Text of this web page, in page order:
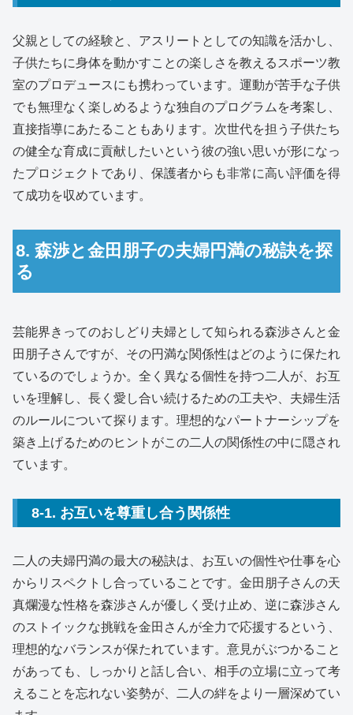
父親としての経験と、アスリートとしての知識を活かし、
子供たちに身体を動かすことの楽しさを教えるスポーツ教
室のプロデュースにも携わっています。運動が苦手な子供
でも無理なく楽しめるような独自のプログラムを考案し、
直接指導にあたることもあります。次世代を担う子供たち
の健全な育成に貢献したいという彼の強い思いが形になっ
たプロジェクトであり、保護者からも非常に高い評価を得
て成功を収めています。
8. 森渉と金田朋子の夫婦円満の秘訣を探
る
芸能界きってのおしどり夫婦として知られる森渉さんと金
田朋子さんですが、その円満な関係性はどのように保たれ
ているのでしょうか。全く異なる個性を持つ二人が、お互
いを理解し、長く愛し合い続けるための工夫や、夫婦生活
のルールについて探ります。理想的なパートナーシップを
築き上げるためのヒントがこの二人の関係性の中に隠され
ています。
8-1. お互いを尊重し合う関係性
二人の夫婦円満の最大の秘訣は、お互いの個性や仕事を心
からリスペクトし合っていることです。金田朋子さんの天
真爛漫な性格を森渉さんが優しく受け止め、逆に森渉さん
のストイックな挑戦を金田さんが全力で応援するという、
理想的なバランスが保たれています。意見がぶつかること
があっても、しっかりと話し合い、相手の立場に立って考
えることを忘れない姿勢が、二人の絆をより一層深めてい